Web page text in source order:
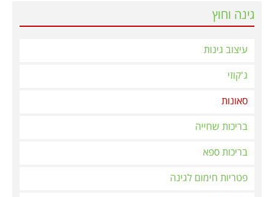
גינה וחוץ
עיצוב גינות
ג'קוזי
סאונות
בריכות שחייה
בריכות ספא
פטריות חימום לגינה